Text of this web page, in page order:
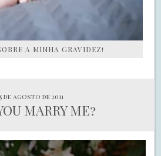
A MINHA GRAVIDEZ!
de agosto de 2011
MARRY ME?